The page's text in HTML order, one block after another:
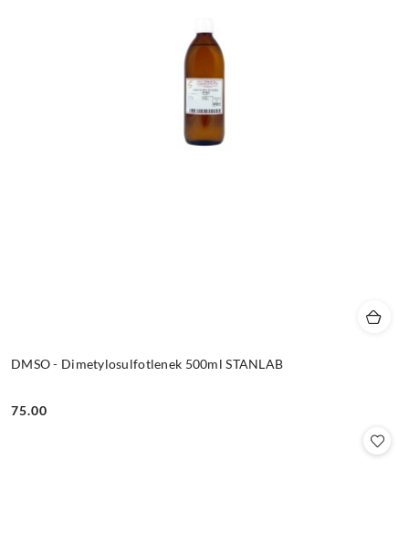
DMSO - Dimetylosulfotlenek 500ml STANLAB
Cena:
75.00